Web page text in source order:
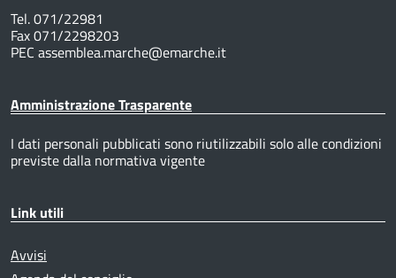
Tel. 071/22981
Fax 071/2298203
PEC assemblea.marche@emarche.it
Amministrazione Trasparente
I dati personali pubblicati sono riutilizzabili solo alle condizioni
previste dalla normativa vigente
Link utili
Avvisi